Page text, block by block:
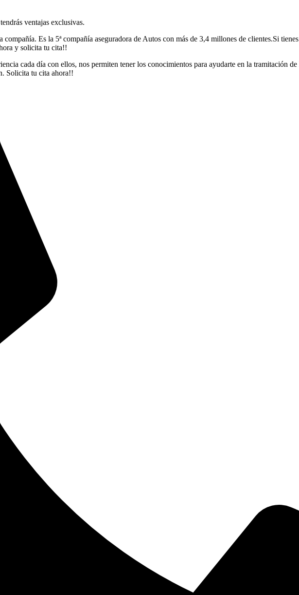
ventajas exclusivas.
Es la 5ª compañía aseguradora de Autos con más de 3,4 millones de clientes.Si
y solicita tu cita!!
cada día con ellos, nos permiten tener los conocimientos para ayudarte en la tramitación
Solicita tu cita ahora!!